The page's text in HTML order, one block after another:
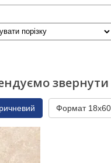
Формат 18x60